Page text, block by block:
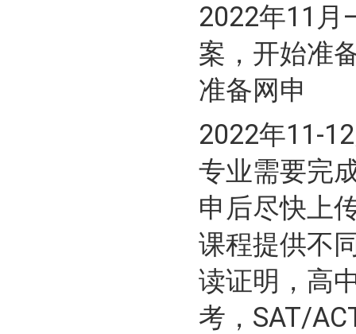
2022年11
案，开始准
准备网申
2022年11-
专业需要完
申后尽快上
课程提供不
读证明，高
考，SAT/